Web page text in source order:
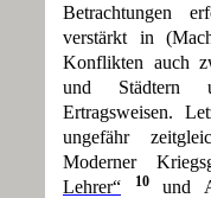
Betrachtungen
verstärkt in
Konflikten auch
und Städtern
Ertragsweisen.
ungefähr
Moderner
Lehrer“
10und